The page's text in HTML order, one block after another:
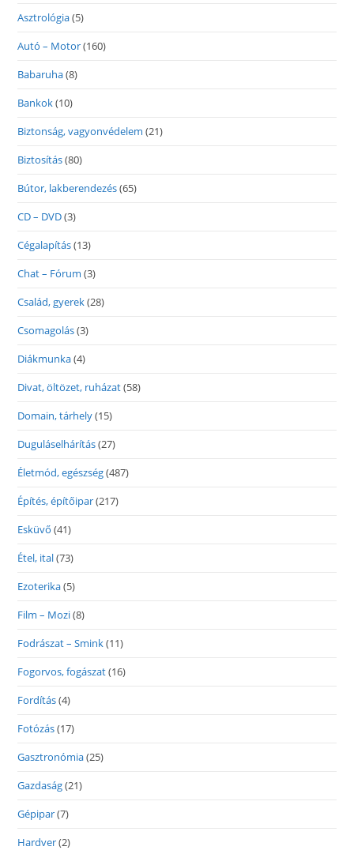
Asztrológia(5)
Autó – Motor(160)
Babaruha(8)
Bankok(10)
Biztonság, vagyonvédelem (21)
Biztosítás(80)
Bútor, lakberendezés(65)
CD – DVD(3)
Cégalapítás(13)
Chat – Fórum (3)
Család, gyerek(28)
Csomagolás(3)
Diákmunka(4)
Divat, öltözet, ruházat(58)
Domain, tárhely(15)
Duguláselhárítás(27)
Életmód, egészség(487)
Építés, építőipar(217)
Esküvő (41)
Étel, ital(73)
Ezoterika(5)
Film – Mozi(8)
Fodrászat – Smink(11)
Fogorvos, fogászat(16)
Fordítás(4)
Fotózás(17)
Gasztronómia(25)
Gazdaság(21)
Gépipar(7)
Hardver(2)